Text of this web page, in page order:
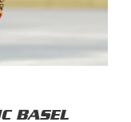
BASEL